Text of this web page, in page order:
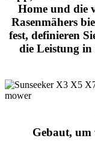
Home und die
Rasenmähers
fest, definieren
die Leistung in
Gebaut, um